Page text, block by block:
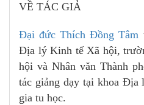
VỀ TÁC GIẢ
Đại đức Thích Đồng Tâm
Địa lý Kinh tế Xã hội,
hội và Nhân văn Thành
tác giảng dạy tại khoa
gia tu học.